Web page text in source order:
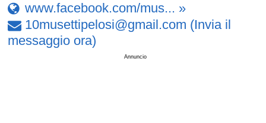
www.facebook.com/mus... »
10musettipelosi@gmail .com (Invia il
messaggio ora)
Annuncio